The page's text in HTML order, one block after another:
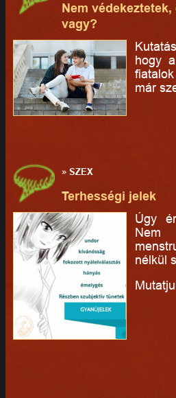
Nem
vagy?
hogy
már
»SZEX
Terhességi jelek
Úgy
nélkül